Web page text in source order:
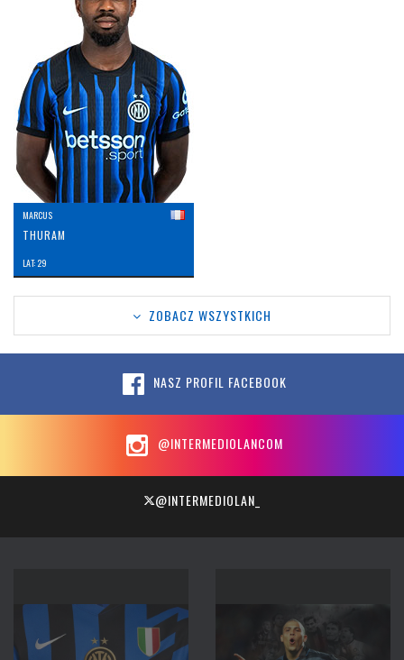
MARCUS
THURAM
LAT: 29
ZOBACZ WSZYSTKICH
NASZ PROFIL FACEBOOK
@INTERMEDIOLANCOM
@INTERMEDIOLAN_